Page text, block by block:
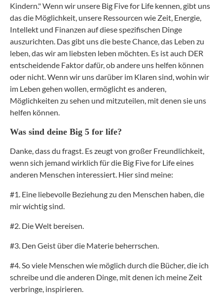
Kindern." Wenn wir unsere Big Five for Life kennen, gibt uns
das die Möglichkeit, unsere Ressourcen wie Zeit, Energie,
Intellekt und Finanzen auf diese spezifischen Dinge
auszurichten. Das gibt uns die beste Chance, das Leben zu
leben, das wir am liebsten leben möchten. Es ist auch DER
entscheidende Faktor dafür, ob andere uns helfen können
oder nicht. Wenn wir uns darüber im Klaren sind, wohin wir
im Leben gehen wollen, ermöglicht es anderen,
Möglichkeiten zu sehen und mitzuteilen, mit denen sie uns
helfen können.
Was sind deine Big 5 for life?
Danke, dass du fragst. Es zeugt von großer Freundlichkeit,
wenn sich jemand wirklich für die Big Five for Life eines
anderen Menschen interessiert. Hier sind meine:
#1. Eine liebevolle Beziehung zu den Menschen haben, die
mir wichtig sind.
#2. Die Welt bereisen.
#3. Den Geist über die Materie beherrschen.
#4. So viele Menschen wie möglich durch die Bücher, die ich
schreibe und die anderen Dinge, mit denen ich meine Zeit
verbringe, inspirieren.